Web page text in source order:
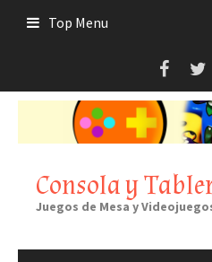
Top Menu
Consola y
Juegos de Mesa y